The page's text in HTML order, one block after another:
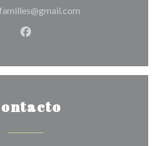
Facebook ((abre en una